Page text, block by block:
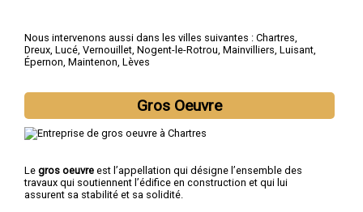
Nous intervenons aussi dans les villes suivantes : Chartres,
Dreux, Lucé, Vernouillet, Nogent-le-Rotrou, Mainvilliers, Luisant,
Épernon, Maintenon, Lèves
Gros Oeuvre
Le gros oeuvre est l’appellation qui désigne l’ensemble des
travaux qui soutiennent l’édifice en construction et qui lui
assurent sa stabilité et sa solidité.